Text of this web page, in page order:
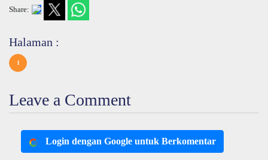
Share:
Halaman :
1
Leave a Comment
Login dengan Google untuk Berkomentar